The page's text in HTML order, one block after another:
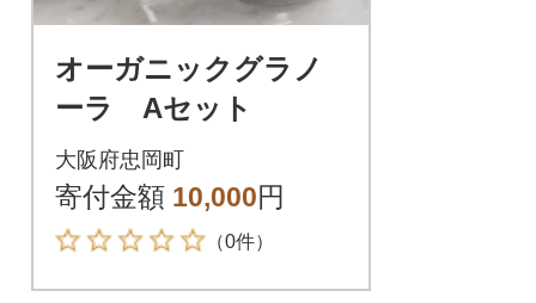
オーガニックグラノ
ーラ Aセット
大阪府忠岡町
寄付金額 10,000円
（0件）